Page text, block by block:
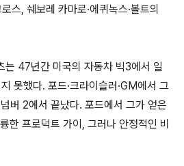
스, 쉐보레 카마로·에퀴녹스·볼트의
는 47년간 미국의 자동차 빅3에서 일
못했다. 포드·크라이슬러·GM에서 그
버 2에서 끝났다. 포드에서 그가 얻은
한 프로덕트 가이, 그러나 안정적인 비